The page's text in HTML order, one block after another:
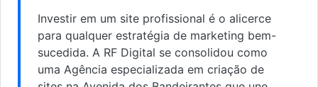
Investir em um site profissional é o alicerce
para qualquer estratégia de marketing bem-
sucedida. A RF Digital se consolidou como
uma Agência especializada em criação de